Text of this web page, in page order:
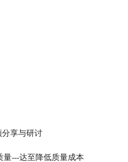
享与研讨
量---达至降低质量成本